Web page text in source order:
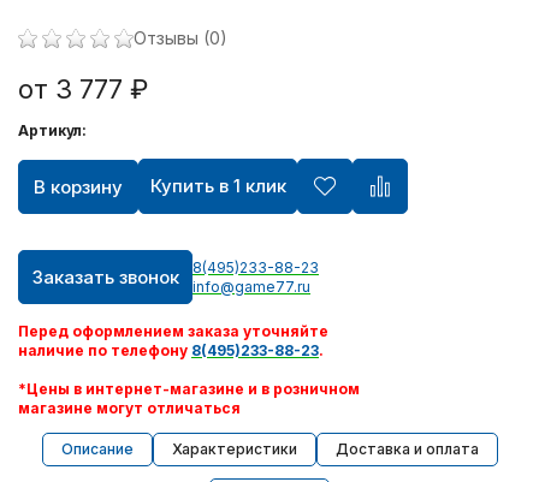
Отзывы (0)
от 3 777 ₽
Артикул:
В корзину Купить в 1 клик
Заказать звонок
8(495)233-88-23
info@game77.ru
Перед оформлением заказа уточняйте
наличие по телефону 8(495)233-88-23.
*Цены в интернет-магазине и в розничном
магазине могут отличаться
Описание Характеристики Доставка и оплата
Игрушки ручной работы
Шлем виртуальной реальности Oculus
Видеокарты
Apple AirPods
PlayStation Portable
Xbox 360
Персональный уход